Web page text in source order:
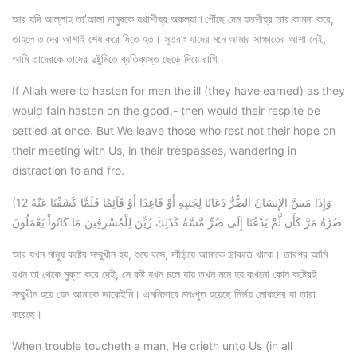
আর যদি আল্লাহ তা’আলা মানুষকে যথাশীঘ্র অকল্যাণ পৌঁছে দেন যতশীঘ্র তার কামনা করে,
তাহলে তাদের আশাই শেষ করে দিতে হত। সুতরাং যাদের মনে আমার সাক্ষাতের আশা নেই,
আমি তাদেরকে তাদের দুষ্টুমিতে ব্যতিব্যস্ত ছেড়ে দিয়ে রাখি।
If Allah were to hasten for men the ill (they have earned) as they
would fain hasten on the good,- then would their respite be
settled at once. But We leave those who rest not their hope on
their meeting with Us, in their trespasses, wandering in
distraction to and fro.
(12 وَإِذَا مَسَّ الإِنسَانَ الضُّرُّ دَعَانَا لِجَنبِهِ أَوْ قَاعِدًا أَوْ قَآئِمًا فَلَمَّا كَشَفْنَا عَنْهُ
ضُرَّهُ مَرَّ كَأَن لَّمْ يَدْعُنَا إِلَى ضُرٍّ مَّسَّهُ كَذَلِكَ زُيِّنَ لِلْمُسْرِفِينَ مَا كَانُواْ يَعْمَلُونَ
আর যখন মানুষ কষ্টের সম্মুখীন হয়, শুয়ে বসে, দাঁড়িয়ে আমাকে ডাকতে থাকে। তারপর আমি
যখন তা থেকে মুক্ত করে দেই, সে কষ্ট যখন চলে যায় তখন মনে হয় কখনো কোন কষ্টেরই
সম্মুখীন হয়ে যেন আমাকে ডাকেইনি। এমনিভাবে মনঃপুত হয়েছে নির্ভয় লোকদের যা তারা
করেছে।
When trouble toucheth a man, He crieth unto Us (in all